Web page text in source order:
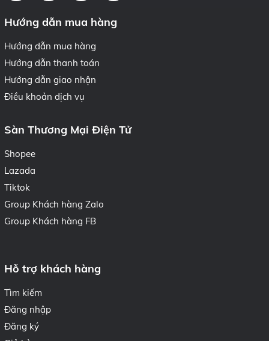
Hướng dẫn mua hàng
Hướng dẫn mua hàng
Hướng dẫn thanh toán
Hướng dẫn giao nhận
Điều khoản dịch vụ
Sàn Thương Mại Điện Tử
Shopee
Lazada
Tiktok
Group Khách hàng Zalo
Group Khách hàng FB
Hỗ trợ khách hàng
Tìm kiếm
Đăng nhập
Đăng ký